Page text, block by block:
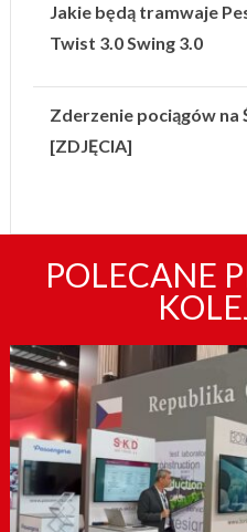
Jakie będą tramwaje
Twist 3.0 Swing 3.0
Zderzenie pociągów na
[ZDJĘCIA]
POLECANE